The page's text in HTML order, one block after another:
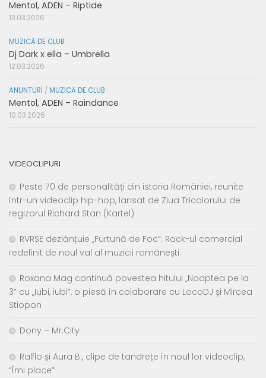
Mentol, ADEN – Riptide
13.03.2026
MUZICĂ DE CLUB
Dj Dark x ella – Umbrella
12.03.2026
ANUNTURI / MUZICĂ DE CLUB
Mentol, ADEN – Raindance
10.03.2026
VIDEOCLIPURI
Peste 70 de personalități din istoria României, reunite
într-un videoclip hip-hop, lansat de Ziua Tricolorului de
regizorul Richard Stan (Kartel)
RVRSE dezlănțuie „Furtună de Foc”: Rock-ul comercial
redefinit de noul val al muzicii românești
Roxana Mag continuă povestea hitului „Noaptea pe la
3” cu „Iubi, iubi”, o piesă în colaborare cu LocoDJ și Mircea
Stiopon
Dony – Mr.City
Ralflo și Aura B., clipe de tandrețe în noul lor videoclip,
“Îmi place”